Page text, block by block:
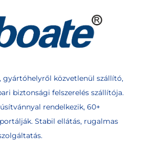
gyártóhelyről közvetlenül szállító,
biztonsági felszerelés szállítója.
rendelkezik, 60+
Stabil ellátás, rugalmas